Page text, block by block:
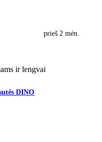
prieš 2 mėn.
ir lengvai
DINO